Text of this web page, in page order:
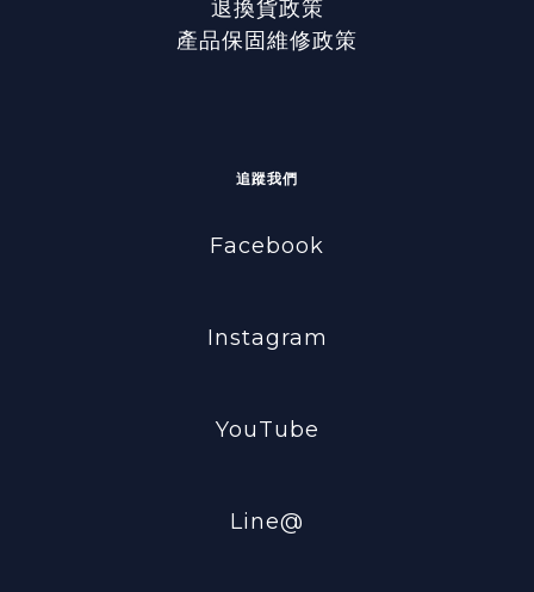
退換貨政策
產品保固維修政策
追蹤我們
Facebook
Instagram
YouTube
Line@